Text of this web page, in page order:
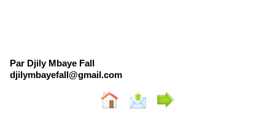
Par Djily Mbaye Fall
djilymbayefall@gmail.com